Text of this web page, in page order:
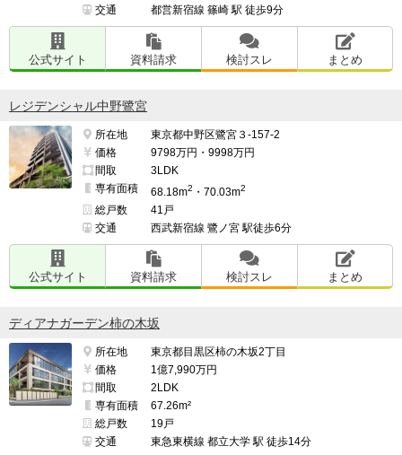
交通
都営新宿線 篠崎 駅 徒歩9分
公式サイト 資料請求 検討スレ まとめ
レジデンシャル中野鷺宮
所在地
東京都中野区鷺宮３-157-2
価格
9798万円・9998万円
間取
3LDK
専有面積
68.18m2 ・70.03m2
総戸数
41戸
交通
西武新宿線 鷺ノ宮 駅徒歩6分
公式サイト 資料請求 検討スレ まとめ
ディアナガーデン柿の木坂
所在地
東京都目黒区柿の木坂2丁目
価格
1億7,990万円
間取
2LDK
専有面積
67.26m²
総戸数
19戸
交通
東急東横線 都立大学 駅 徒歩14分